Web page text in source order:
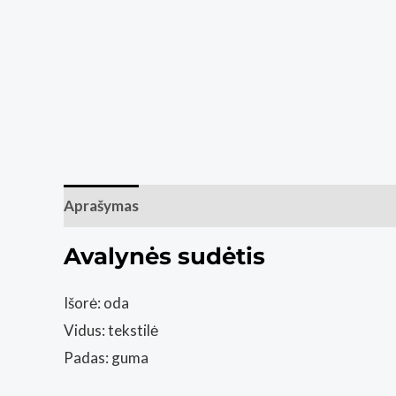
Aprašymas
Avalynės sudėtis
Išorė: oda
Vidus: tekstilė
Padas: guma